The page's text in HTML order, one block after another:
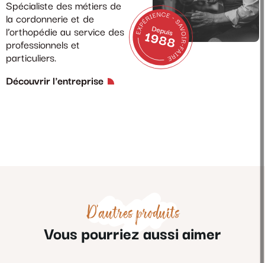
Spécialiste des métiers de
la cordonnerie et de
l’orthopédie au service des
professionnels et
particuliers.
Découvrir l'entreprise
D'autres produits
Vous pourriez aussi aimer